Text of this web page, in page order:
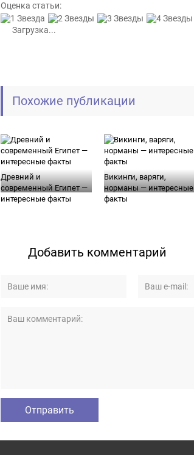
Оценка статьи:
Загрузка...
Похожие публикации
Древний и
современный Египет —
интересные факты
Викинги, варяги,
норманы — интересные
факты
Добавить комментарий